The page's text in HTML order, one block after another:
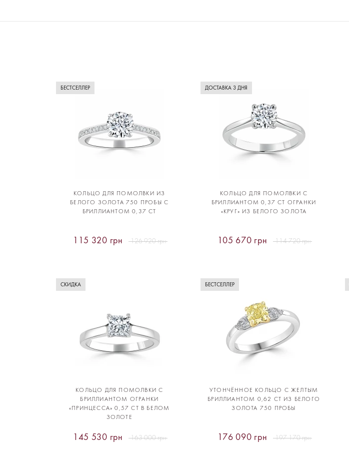
БЕСТСЕЛЛЕР
КОЛЬЦО ДЛЯ ПОМОЛВКИ ИЗ
БЕЛОГО ЗОЛОТА 750 ПРОБЫ С
БРИЛЛИАНТОМ 0,37 CT
115 320 грн 126 920 грн
ДОСТАВКА 3 ДНЯ
КОЛЬЦО ДЛЯ ПОМОЛВКИ С
БРИЛЛИАНТОМ 0,37 CT ОГРАНКИ
«КРУГ» ИЗ БЕЛОГО ЗОЛОТА
105 670 грн 114 720 грн
СКИДКА
КОЛЬЦО ДЛЯ ПОМОЛВКИ С
БРИЛЛИАНТОМ ОГРАНКИ
«ПРИНЦЕССА» 0,57 CT В БЕЛОМ
ЗОЛОТЕ
145 530 грн 163 000 грн
БЕСТСЕЛЛЕР
УТОНЧЁННОЕ КОЛЬЦО С ЖЕЛТЫМ
БРИЛЛИАНТОМ 0,62 CT ИЗ БЕЛОГО
ЗОЛОТА 750 ПРОБЫ
176 090 грн 197 170 грн